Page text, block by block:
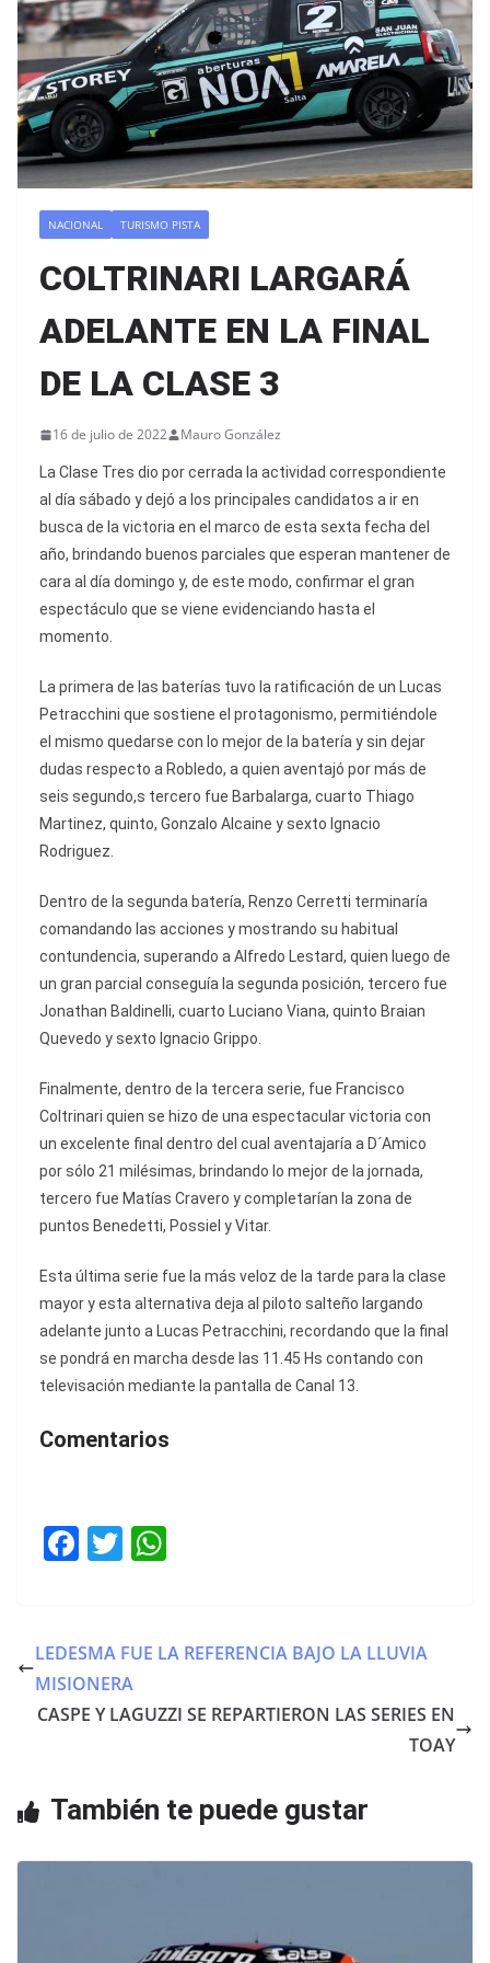
NACIONAL TURISMO PISTA
COLTRINARI LARGARÁ
ADELANTE EN LA FINAL
DE LA CLASE 3
16 de julio de 2022 Mauro González
La Clase Tres dio por cerrada la actividad correspondiente
al día sábado y dejó a los principales candidatos a ir en
busca de la victoria en el marco de esta sexta fecha del
año, brindando buenos parciales que esperan mantener de
cara al día domingo y, de este modo, confirmar el gran
espectáculo que se viene evidenciando hasta el
momento.
La primera de las baterías tuvo la ratificación de un Lucas
Petracchini que sostiene el protagonismo, permitiéndole
el mismo quedarse con lo mejor de la batería y sin dejar
dudas respecto a Robledo, a quien aventajó por más de
seis segundo,s tercero fue Barbalarga, cuarto Thiago
Martinez, quinto, Gonzalo Alcaine y sexto Ignacio
Rodriguez.
Dentro de la segunda batería, Renzo Cerretti terminaría
comandando las acciones y mostrando su habitual
contundencia, superando a Alfredo Lestard, quien luego de
un gran parcial conseguía la segunda posición, tercero fue
Jonathan Baldinelli, cuarto Luciano Viana, quinto Braian
Quevedo y sexto Ignacio Grippo.
Finalmente, dentro de la tercera serie, fue Francisco
Coltrinari quien se hizo de una espectacular victoria con
un excelente final dentro del cual aventajaría a D´Amico
por sólo 21 milésimas, brindando lo mejor de la jornada,
tercero fue Matías Cravero y completarían la zona de
puntos Benedetti, Possiel y Vitar.
Esta última serie fue la más veloz de la tarde para la clase
mayor y esta alternativa deja al piloto salteño largando
adelante junto a Lucas Petracchini, recordando que la final
se pondrá en marcha desde las 11.45 Hs contando con
televisación mediante la pantalla de Canal 13.
Comentarios
F
e
b
o
T
er s
p
LEDESMA FUE LA REFERENCIA BAJO LA LLUVIA
MISIONERA
CASPE Y LAGUZZI SE REPARTIERON LAS SERIES EN
TOAY
También te puede gustar